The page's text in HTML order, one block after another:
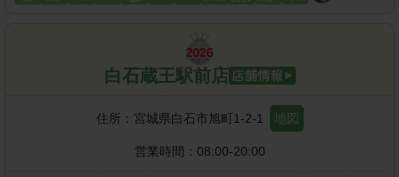
白石蔵王駅前店
住所： 宮城県白石市旭町1-2-1 地図
営業時間： 08:00-20:00